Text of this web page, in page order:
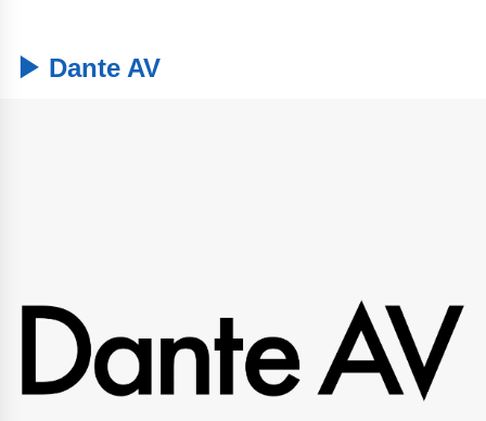
▶ Dante AV